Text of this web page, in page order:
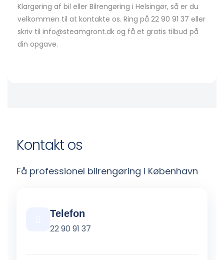
Klargøring af bil eller Bilrengøring i Helsingør, så er du
velkommen til at kontakte os. Ring på 22 90 91 37 eller
skriv til info@steamgront.dk og få et gratis tilbud på
din opgave.
Kontakt os
Få professionel bilrengøring i København
Telefon
22 90 91 37